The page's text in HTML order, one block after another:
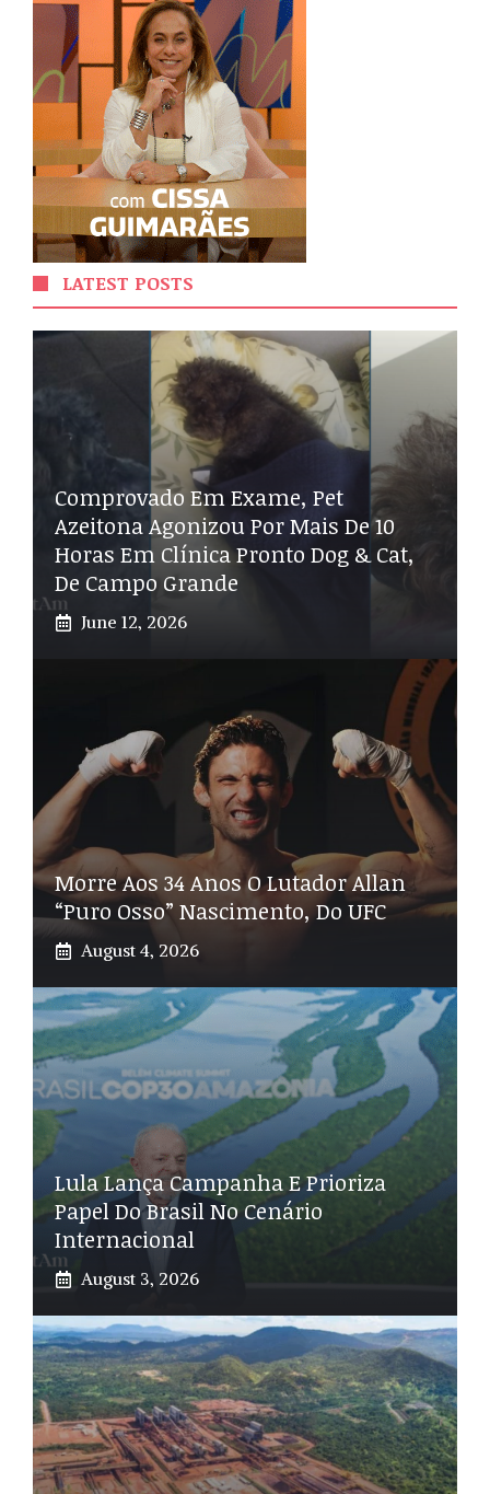
LATEST POSTS
Comprovado Em Exame, Pet
Azeitona Agonizou Por Mais De 10
Horas Em Clínica Pronto Dog & Cat,
De Campo Grande
June 12, 2026
Morre Aos 34 Anos O Lutador Allan
“Puro Osso” Nascimento, Do UFC
August 4, 2026
Lula Lança Campanha E Prioriza
Papel Do Brasil No Cenário
Internacional
August 3, 2026